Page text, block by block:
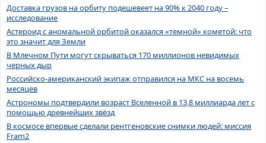
Доставка грузов на орбиту подешевеет на 90% к 2040 году –
исследование
Астероид с аномальной орбитой оказался «темной» кометой: что
это значит для Земли
В Млечном Пути могут скрываться 170 миллионов невидимых
черных дыр
Российско-американский экипаж отправился на МКС на восемь
месяцев
Астрономы подтвердили возраст Вселенной в 13,8 миллиарда лет с
помощью древнейших звёзд
В космосе впервые сделали рентгеновские снимки людей: миссия
Fram2